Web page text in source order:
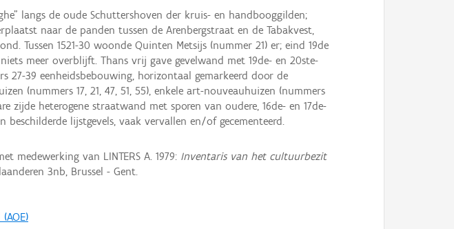
langs de oude Schuttershoven der kruis- en handbooggilden;
naar de panden tussen de Arenbergstraat en de Tabakvest,
Tussen 1521-30 woonde Quinten Metsijs (nummer 21) er; eind 19de
meer overblijft. Thans vrij gave gevelwand met 19de- en 20ste-
27-39 eenheidsbebouwing, horizontaal gemarkeerd door de
(nummers 17, 21, 47, 51, 55), enkele art-nouveauhuizen (nummers
zijde heterogene straatwand met sporen van oudere, 16de- en 17de-
beschilderde lijstgevels, vaak vervallen en/of gecementeerd.
medewerking van LINTERS A. 1979: Inventaris van het cultuurbezit
3nb, Brussel - Gent.